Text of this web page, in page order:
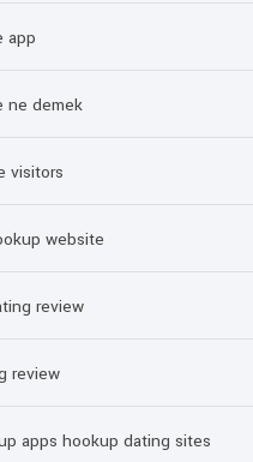
app
ne demek
visitors
website
review
review
apps hookup dating sites